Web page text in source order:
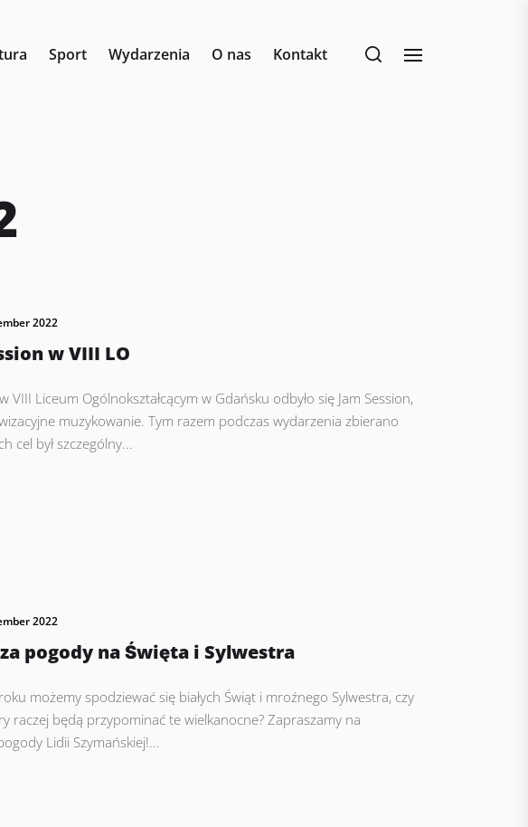
Sport Wydarzenia O nas Kontakt
2022
w VIII LO
VIII Liceum Ogólnokształcącym w Gdańsku odbyło się Jam Session,
muzykowanie. Tym razem podczas wydarzenia zbierano
cel był szczególny...
2022
pogody na Święta i Sylwestra
możemy spodziewać się białych Świąt i mroźnego Sylwestra, czy
raczej będą przypominać te wielkanocne? Zapraszamy na
Lidii Szymańskiej!...